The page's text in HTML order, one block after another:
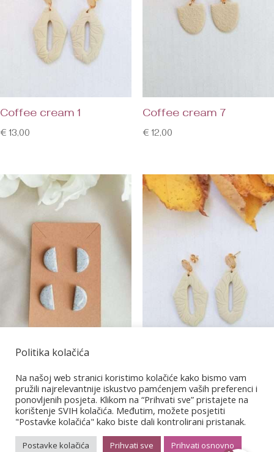
Coffee cream 1
€ 13,00
Coffee cream 7
€12,00
8,00 €12,00
Politika kolačića
Na našoj web stranici koristimo kolačiće kako bismo vam
pružili najrelevantnije iskustvo pamćenjem vaših preferenci i
ponovljenih posjeta. Klikom na “Prihvati sve” pristajete na
korištenje SVIH kolačića. Međutim, možete posjetiti
"Postavke kolačića" kako biste dali kontrolirani pristanak.
Postavke kolačića Prihvati sve Prihvati osnovno